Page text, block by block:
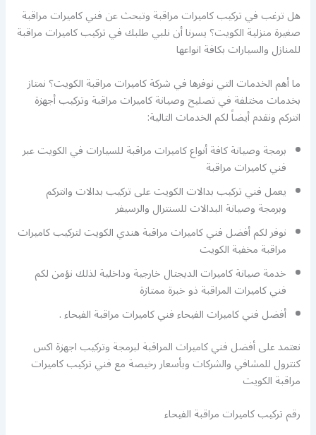
هل ترغب في تركيب كاميرات مراقبة وتبحث عن فني كاميرات مراقبة
صغيرة منزلية الكويت؟ يسرنا أن نلبي طلبك في تركيب كاميرات مراقبة
للمنازل والسيارات بكافة انواعها
ما أهم الخدمات التي نوفرها في شركة كاميرات مراقبة الكويت؟ نمتاز
بخدمات مختلفة في تصليح وصيانة كاميرات مراقبة وتركيب أجهزة
انتركم ونقدم أيضاً لكم الخدمات التالية:
برمجة وصيانة كافة أنواع كاميرات مراقبة للسيارات في الكويت عبر
فني كاميرات مراقبة
يعمل فني تركيب بدالات الكويت على تركيب بدالات وانتركم
وبرمجة وصيانة البدالات للسنترال والرسيفر
نوفر لكم أفضل فني كاميرات مراقبة هندي الكويت لتركيب كاميرات
مراقبة مخفية الكويت
خدمة صيانة كاميرات الديجتال خارجية وداخلية لذلك نؤمن لكم
فني كاميرات المراقبة ذو خبرة ممتازة
أفضل فني كاميرات الفيحاء فني كاميرات مراقبة الفيحاء .
نعتمد على أفضل فني كاميرات المراقبة لبرمجة وتركيب اجهزة اكس
كنترول للمشافي والشركات وبأسعار رخيصة مع فني تركيب كاميرات
مراقبة الكويت
رقم تركيب كاميرات مراقبة الفيحاء